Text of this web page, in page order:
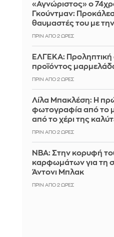
«Αγνώριστος» ο
Γκούντμαν:
θαυμαστές του με
ΠΡΙΝ ΑΠΌ 2 ΏΡΕΣ
ΕΛΓΕΚΑ:
προϊόντος
ΠΡΙΝ ΑΠΌ 2 ΏΡΕΣ
Λίλα Μπακλέση: Η
φωτογραφία από το
από το χέρι της
ΠΡΙΝ ΑΠΌ 2 ΏΡΕΣ
ΝΒΑ: Στην κορυφή
καρφωμάτων για τη
Άντονι Μπλακ
ΠΡΙΝ ΑΠΌ 2 ΏΡΕΣ